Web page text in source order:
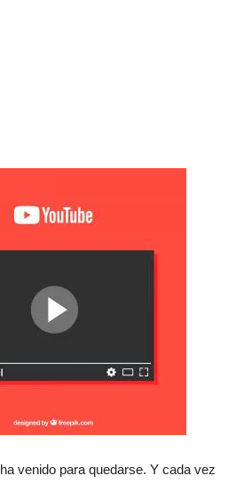
ha venido para quedarse. Y cada vez